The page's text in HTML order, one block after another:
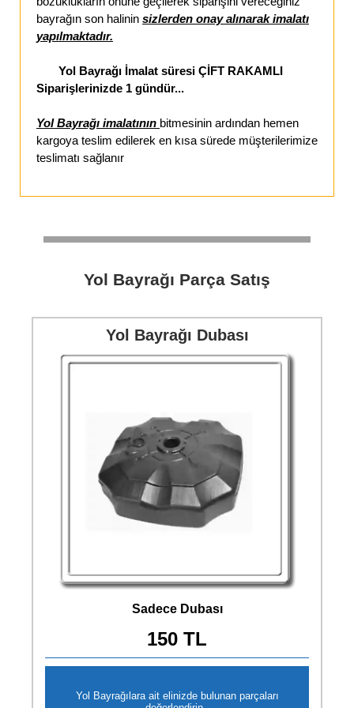
bayrağın son halinin sizlerden onay alınarak imalatı
yapılmaktadır.
Yol Bayrağı İmalat süresi ÇİFT RAKAMLI
Siparişlerinizde 1 gündür...
Yol Bayrağı imalatının bitmesinin ardından hemen
kargoya teslim edilerek en kısa sürede müşterilerimize
teslimatı sağlanır
Yol Bayrağı Parça Satış
Yol Bayrağı Dubası
Sadece Dubası
150 TL
Yol Bayrağılara ait elinizde bulunan parçaları